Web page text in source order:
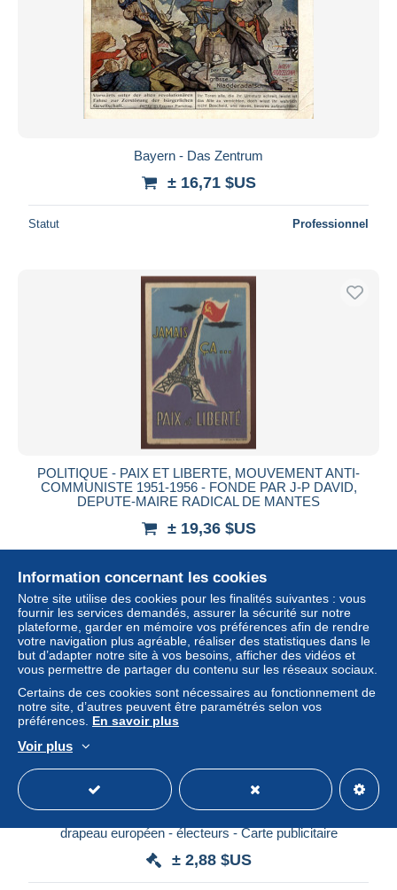
Bayern - Das Zentrum
± 16,71 $US
Statut Professionnel
POLITIQUE - PAIX ET LIBERTE, MOUVEMENT ANTI-
COMMUNISTE 1951-1956 - FONDE PAR J-P DAVID,
DEPUTE-MAIRE RADICAL DE MANTES
± 19,36 $US
Statut
drapeau européen - électeurs - Carte publicitaire
± 2,88 $US
Information concernant les cookies
Notre site utilise des cookies pour les finalités suivantes : vous
fournir les services demandés, assurer la sécurité sur notre
plateforme, garder en mémoire vos préférences afin de rendre
votre navigation plus agréable, réaliser des statistiques dans le
but d’adapter notre site à vos besoins, afficher des vidéos et
vous permettre de partager du contenu sur les réseaux sociaux.
Certains de ces cookies sont nécessaires au fonctionnement de
notre site, d’autres peuvent être paramétrés selon vos
préférences. En savoir plus
Voir plus